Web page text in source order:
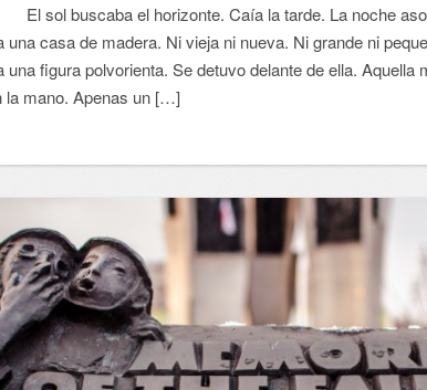
El sol buscaba el horizonte. Caía la tarde. La noche
una casa de madera. Ni vieja ni nueva. Ni grande ni
una figura polvorienta. Se detuvo delante de ella. Aquella
la mano. Apenas un […]